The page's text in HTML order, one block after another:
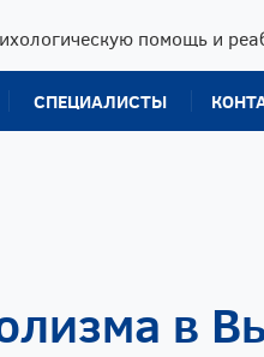
помощь и
СПЕЦИАЛИСТЫ
в